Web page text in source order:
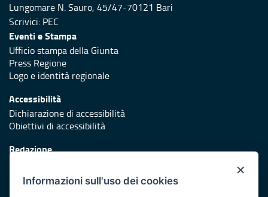
Lungomare N. Sauro, 45/47-70121 Bari
Scrivici: PEC
Eventi e Stampa
Ufficio stampa della Giunta
Press Regione
Logo e identità regionale
Accessibilità
Dichiarazione di accessibilità
Obiettivi di accessibilità
Redazione
Protezione civile
×
Informazioni sull'uso dei cookies